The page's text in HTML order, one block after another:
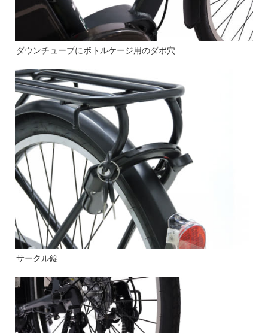
ダウンチューブにボトルケージ用のダボ穴
サークル錠